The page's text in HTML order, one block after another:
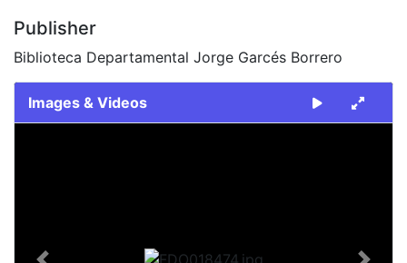
Publisher
Biblioteca Departamental Jorge Garcés Borrero
Images & Videos